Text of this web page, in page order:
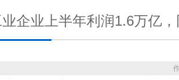
企业上半年利润1.6万亿